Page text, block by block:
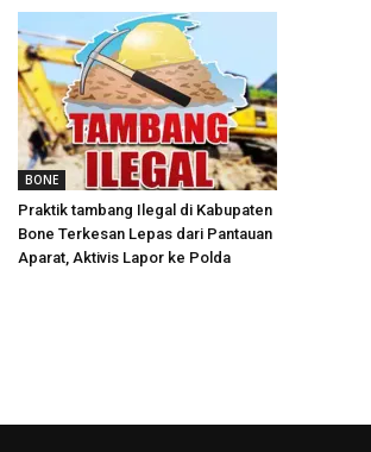
BONE
Praktik tambang Ilegal di Kabupaten
Bone Terkesan Lepas dari Pantauan
Aparat, Aktivis Lapor ke Polda